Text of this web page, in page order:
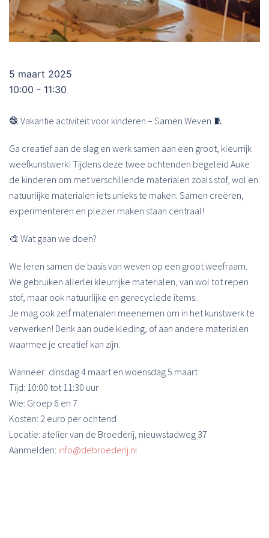
5 maart 2025
10:00 - 11:30
🧶 Vakantie activiteit voor kinderen – Samen Weven 🧵
Ga creatief aan de slag en werk samen aan een groot, kleurrijk
weefkunstwerk! Tijdens deze twee ochtenden begeleid Auke
de kinderen om met verschillende materialen zoals stof, wol en
natuurlijke materialen iets unieks te maken. Samen creëren,
experimenteren en plezier maken staan centraal!
🎨 Wat gaan we doen?
We leren samen de basis van weven op een groot weefraam.
We gebruiken allerlei kleurrijke materialen, van wol tot repen
stof, maar ook natuurlijke en gerecyclede items.
Je mag ook zelf materialen meenemen om in het kunstwerk te
verwerken! Denk aan oude kleding, of aan andere materialen
waarmee je creatief kan zijn.
Wanneer: dinsdag 4 maart en woensdag 5 maart
Tijd: 10:00 tot 11:30 uur
Wie: Groep 6 en 7
Kosten: 2 euro per ochtend
Locatie: atelier van de Broederij, nieuwstadweg 37
Aanmelden: info@debroederij.nl